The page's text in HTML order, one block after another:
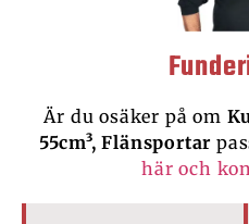
Är du osäker på om
55cm³, Flänsportar
här och